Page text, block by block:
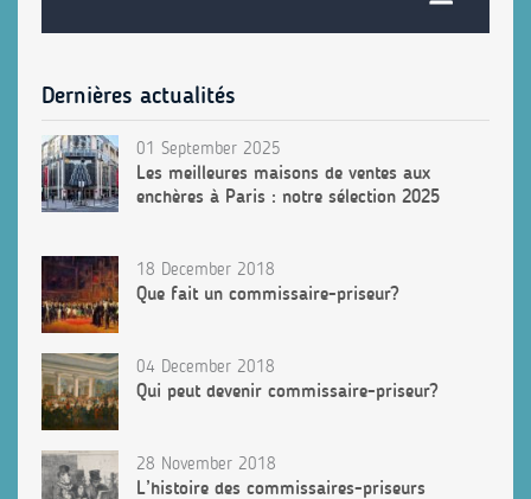
Dernières actualités
01 September 2025
Les meilleures maisons de ventes aux
enchères à Paris : notre sélection 2025
18 December 2018
Que fait un commissaire-priseur?
04 December 2018
Qui peut devenir commissaire-priseur?
28 November 2018
L’histoire des commissaires-priseurs